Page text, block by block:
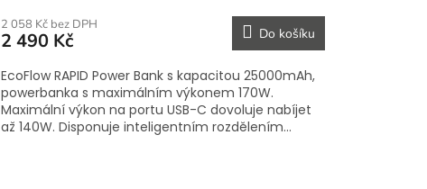
2 058 Kč bez DPH
2 490 Kč Do košíku
EcoFlow RAPID Power Bank s kapacitou 25000mAh,
powerbanka s maximálním výkonem 170W.
Maximální výkon na portu USB-C dovoluje nabíjet
až 140W. Disponuje inteligentním rozdělením...